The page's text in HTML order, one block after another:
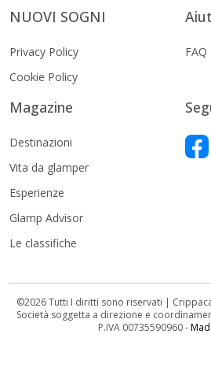
NUOVI SOGNI
Privacy Policy
Cookie Policy
FAQ
Magazine
Destinazioni
Vita da glamper
Esperienze
Glamp Advisor
Le classifiche
©2026 Tutti I diritti sono riservati |
Società soggetta a direzione e
P.IVA 00735590960 -